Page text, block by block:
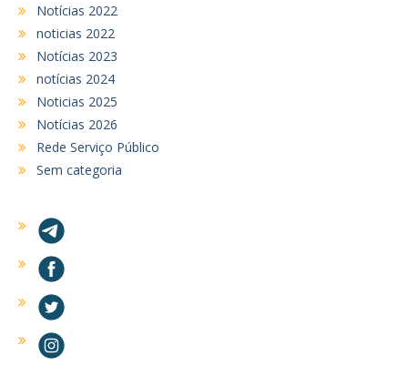
Notícias 2022
noticias 2022
Notícias 2023
notícias 2024
Noticias 2025
Notícias 2026
Rede Serviço Público
Sem categoria